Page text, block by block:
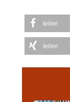
teilen
teilen